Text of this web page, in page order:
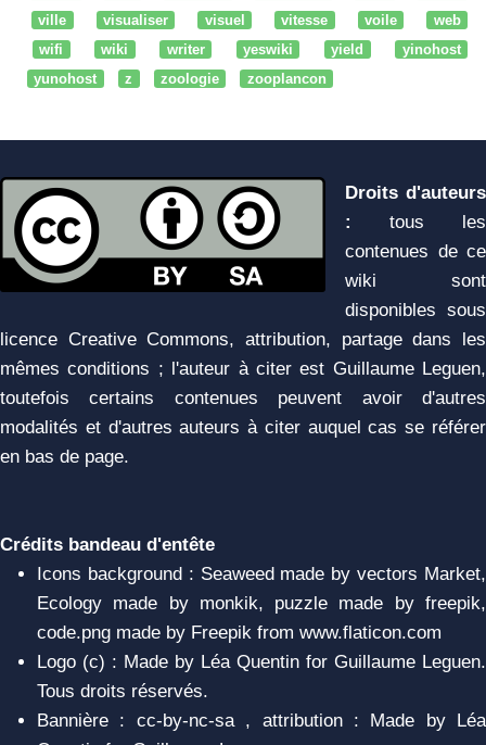
ville
visualiser visuel vitesse voile
web
wifi
wiki writer yeswiki yield
yinohost
yunohost
z zoologie zooplancon
Droits d'auteurs
:
tous les
contenues de ce
wiki sont
disponibles sous
licence Creative Commons, attribution, partage dans les
mêmes conditions ; l'auteur à citer est Guillaume Leguen,
toutefois certains contenues peuvent avoir d'autres
modalités et d'autres auteurs à citer auquel cas se référer
en bas de page.
Crédits bandeau d'entête
Icons background : Seaweed made by vectors Market,
Ecology made by monkik, puzzle made by freepik,
code.png made by Freepik from www.flaticon.com
Logo (c) : Made by Léa Quentin for Guillaume Leguen.
Tous droits réservés.
Bannière : cc-by-nc-sa , attribution : Made by Léa